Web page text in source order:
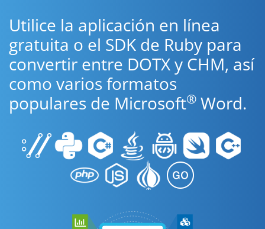
Utilice la aplicación en línea
gratuita o el SDK de Ruby para
convertir entre DOTX y CHM, así
como varios formatos
populares de Microsoft® Word.